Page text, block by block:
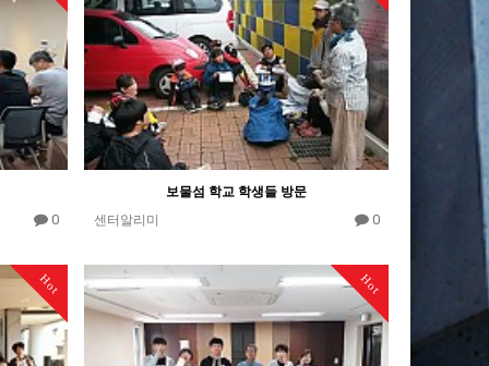
0
보물섬 학교 학생들 방문
센터알리미
0
Hot Hot